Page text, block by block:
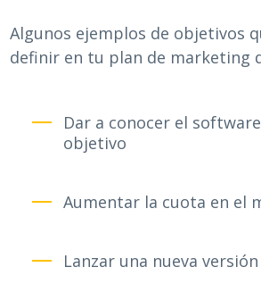
Algunos ejemplos de objetivos
definir en tu plan de marketing
Dar a conocer el
objetivo
Aumentar la cuota en el
Lanzar una nueva